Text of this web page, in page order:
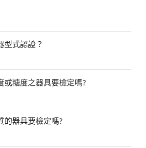
型式認證？
或糖度之器具要檢定嗎?
的器具要檢定嗎?